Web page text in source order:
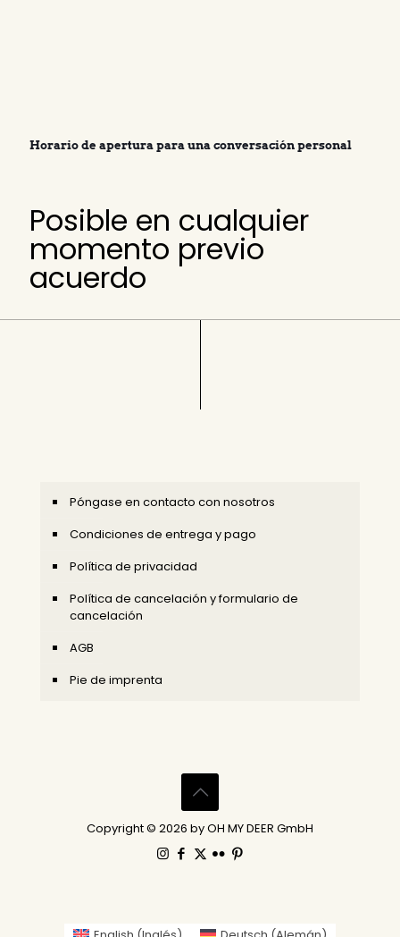
Horario de apertura para una conversación personal
Posible en cualquier
momento previo
acuerdo
Póngase en contacto con nosotros
Condiciones de entrega y pago
Política de privacidad
Política de cancelación y formulario de
cancelación
AGB
Pie de imprenta
Copyright © 2026 by OH MY DEER GmbH